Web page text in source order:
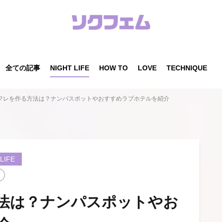
全ての記事 NIGHT LIFE HOW TO LOVE TECHNIQUE
レを作る方法は？ナンパスポットやおすすめラブホテルを紹介
は？ナンパスポットやお